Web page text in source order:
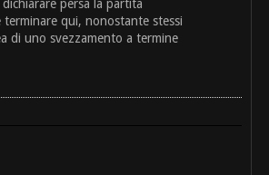
persa la partita
qui, nonostante stessi
di uno svezzamento a termine